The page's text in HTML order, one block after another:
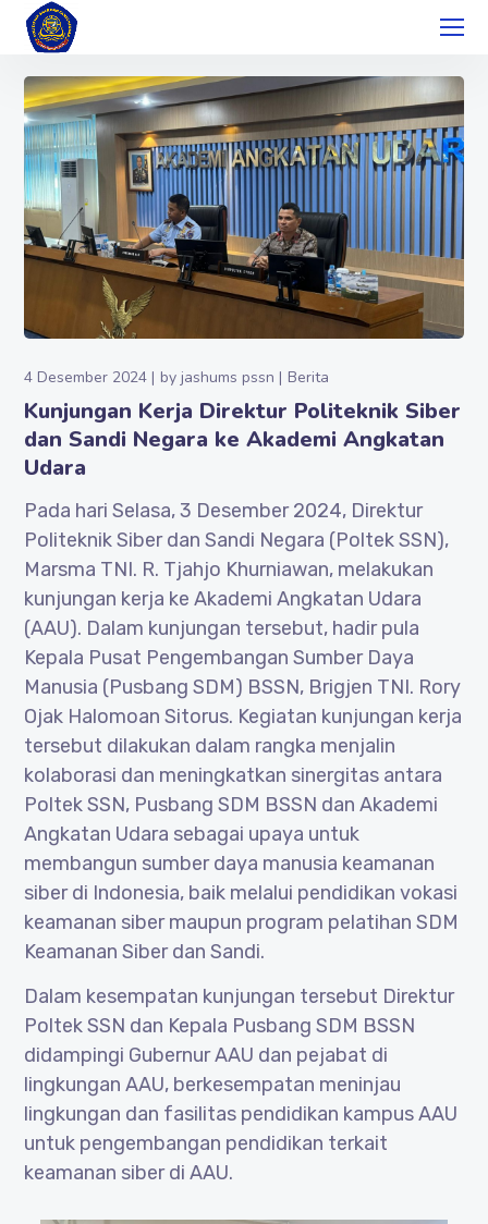
4 Desember 2024 byjashums pssn Berita
Kunjungan Kerja Direktur Politeknik Siber
dan Sandi Negara ke Akademi Angkatan
Udara
Pada hari Selasa, 3 Desember 2024, Direktur
Politeknik Siber dan Sandi Negara (Poltek SSN),
Marsma TNI. R. Tjahjo Khurniawan, melakukan
kunjungan kerja ke Akademi Angkatan Udara
(AAU). Dalam kunjungan tersebut, hadir pula
Kepala Pusat Pengembangan Sumber Daya
Manusia (Pusbang SDM) BSSN, Brigjen TNI. Rory
Ojak Halomoan Sitorus. Kegiatan kunjungan kerja
tersebut dilakukan dalam rangka menjalin
kolaborasi dan meningkatkan sinergitas antara
Poltek SSN, Pusbang SDM BSSN dan Akademi
Angkatan Udara sebagai upaya untuk
membangun sumber daya manusia keamanan
siber di Indonesia, baik melalui pendidikan vokasi
keamanan siber maupun program pelatihan SDM
Keamanan Siber dan Sandi.
Dalam kesempatan kunjungan tersebut Direktur
Poltek SSN dan Kepala Pusbang SDM BSSN
didampingi Gubernur AAU dan pejabat di
lingkungan AAU, berkesempatan meninjau
lingkungan dan fasilitas pendidikan kampus AAU
untuk pengembangan pendidikan terkait
keamanan siber di AAU.